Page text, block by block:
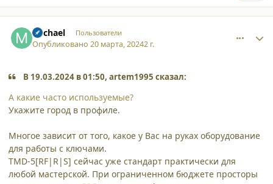
michael Пользователи
Опубликовано20 марта, 20242 г.
В 19.03.2024 в 01:50, artem1995 сказал:
А какие часто используемые?
Укажите город в профиле.
Многое зависит от того, какое у Вас на руках оборудование
для работы с ключами.
TMD-5[RF|R|S] сейчас уже стандарт практически для
любой мастерской. При ограниченном бюджете просторы